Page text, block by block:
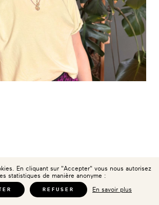
En cliquant sur "Accepter" vous nous autorisez
statistiques de manière anonyme :
REFUSER En savoir plus